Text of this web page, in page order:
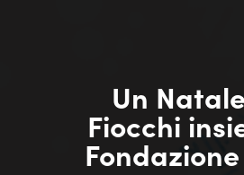
Un
Fiocchi